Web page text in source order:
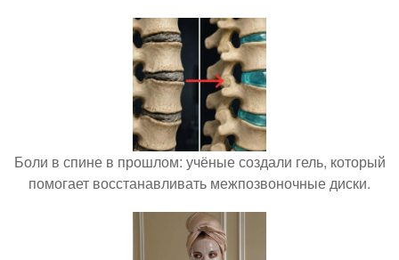
Боли в спине в прошлом: учёные создали гель, который
помогает восстанавливать межпозвоночные диски.